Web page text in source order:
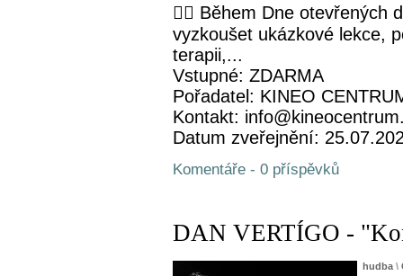
🧘‍♀️ Během Dne otevřených
vyzkoušet ukázkové lekce,
terapii,...
Vstupné: ZDARMA
Pořadatel: KINEO
Kontakt:
Datum zveřejnění:
Komentáře - 0 příspěvků
DAN VERTÍGO -
hudba \